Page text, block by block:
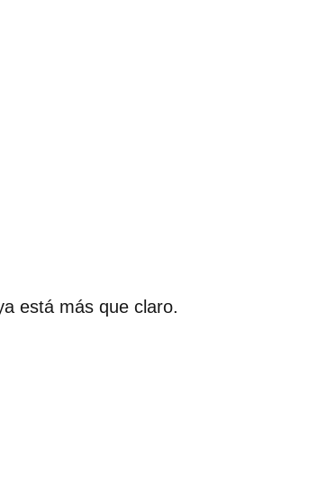
está más que claro.